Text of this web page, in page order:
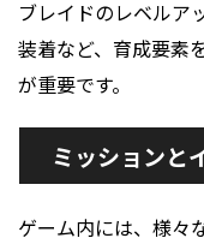
ブレイドのレベルア
装着など、育成要素
が重要です。
ミッションと
ゲーム内には、様々